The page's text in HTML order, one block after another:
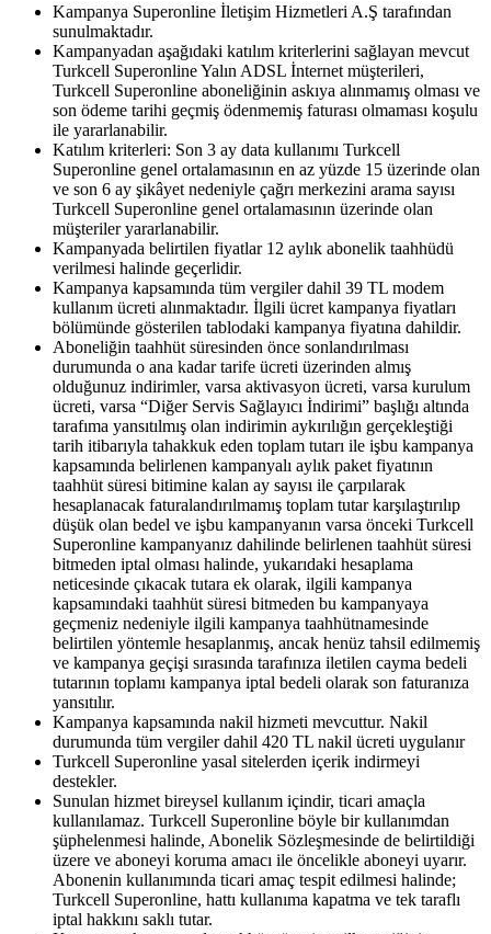
Kampanya Superonline İletişim Hizmetleri A.Ş tarafından
sunulmaktadır.
Kampanyadan aşağıdaki katılım kriterlerini sağlayan mevcut
Turkcell Superonline Yalın ADSL İnternet müşterileri,
Turkcell Superonline aboneliğinin askıya alınmamış olması ve
son ödeme tarihi geçmiş ödenmemiş faturası olmaması koşulu
ile yararlanabilir.
Katılım kriterleri: Son 3 ay data kullanımı Turkcell
Superonline genel ortalamasının en az yüzde 15 üzerinde olan
ve son 6 ay şikâyet nedeniyle çağrı merkezini arama sayısı
Turkcell Superonline genel ortalamasının üzerinde olan
müşteriler yararlanabilir.
Kampanyada belirtilen fiyatlar 12 aylık abonelik taahhüdü
verilmesi halinde geçerlidir.
Kampanya kapsamında tüm vergiler dahil 39 TL modem
kullanım ücreti alınmaktadır. İlgili ücret kampanya fiyatları
bölümünde gösterilen tablodaki kampanya fiyatına dahildir.
Aboneliğin taahhüt süresinden önce sonlandırılması
durumunda o ana kadar tarife ücreti üzerinden almış
olduğunuz indirimler, varsa aktivasyon ücreti, varsa kurulum
ücreti, varsa “Diğer Servis Sağlayıcı İndirimi” başlığı altında
tarafıma yansıtılmış olan indirimin aykırılığın gerçekleştiği
tarih itibarıyla tahakkuk eden toplam tutarı ile işbu kampanya
kapsamında belirlenen kampanyalı aylık paket fiyatının
taahhüt süresi bitimine kalan ay sayısı ile çarpılarak
hesaplanacak faturalandırılmamış toplam tutar karşılaştırılıp
düşük olan bedel ve işbu kampanyanın varsa önceki Turkcell
Superonline kampanyanız dahilinde belirlenen taahhüt süresi
bitmeden iptal olması halinde, yukarıdaki hesaplama
neticesinde çıkacak tutara ek olarak, ilgili kampanya
kapsamındaki taahhüt süresi bitmeden bu kampanyaya
geçmeniz nedeniyle ilgili kampanya taahhütnamesinde
belirtilen yöntemle hesaplanmış, ancak henüz tahsil edilmemiş
ve kampanya geçişi sırasında tarafınıza iletilen cayma bedeli
tutarının toplamı kampanya iptal bedeli olarak son faturanıza
yansıtılır.
Kampanya kapsamında nakil hizmeti mevcuttur. Nakil
durumunda tüm vergiler dahil 420 TL nakil ücreti uygulanır
Turkcell Superonline yasal sitelerden içerik indirmeyi
destekler.
Sunulan hizmet bireysel kullanım içindir, ticari amaçla
kullanılamaz. Turkcell Superonline böyle bir kullanımdan
şüphelenmesi halinde, Abonelik Sözleşmesinde de belirtildiği
üzere ve aboneyi koruma amacı ile öncelikle aboneyi uyarır.
Abonenin kullanımında ticari amaç tespit edilmesi halinde;
Turkcell Superonline, hattı kullanıma kapatma ve tek taraflı
iptal hakkını saklı tutar. ​